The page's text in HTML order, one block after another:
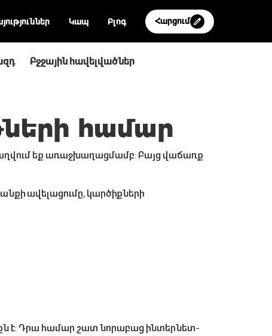
Կապ Բլոգ Հարցում
Բջջային հավելվածներ
համար
եք առաջխաղացմամբ: Բայց վաճառք
ավելացումը, կարծիքների
է: Դրա համար շատ նորաբաց ինտերնետ-